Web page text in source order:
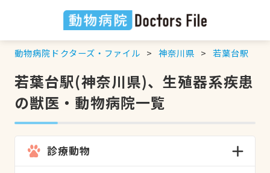
動物病院ドクターズ・ファイル 神奈川県 若葉台駅
若葉台駅(神奈川県)、生殖器系疾患
の獣医・動物病院一覧
診療動物